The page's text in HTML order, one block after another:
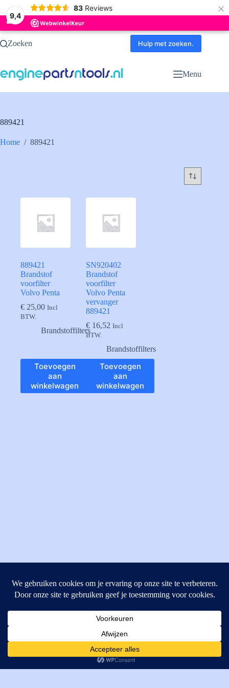
9,4
83 Reviews ×
Ga
naarZoeken Hulp met zoeken.
Menu
889421
Home / 889421
889421
Brandstof
voorfilter
Volvo Penta
€ 25,00 Incl
BTW.
Brandstoffilters
Toevoegen
aan
winkelwagen
SN920402
Brandstof
voorfilter
Volvo Penta
vervanger
889421
€ 16,52 Incl
BTW.
Brandstoffilters
Toevoegen
aan
winkelwagen
4462GE, Goes
T: +31 (0) 111-484438
M:parts@mitechniek.nl
VAT: NL862802295B01
Cookies helpen ons bij het leveren van onze diensten. Door
gebruik te maken van onze diensten, gaat u akkoord met ons
gebruik van cookies.